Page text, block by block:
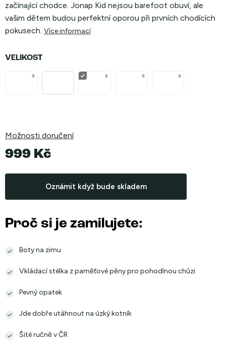
začínající chodce. Jonap Kid nejsou barefoot obuví, ale
vašim dětem budou perfektní oporou při prvních chodících
pokusech. Více informací
VELIKOST
Možnosti doručení
999 Kč
cena:
Oznámit když bude skladem
Proč si je zamilujete:
Boty na zimu
Vkládací stélka z paměťové pěny pro pohodlnou chůzi
Pevný opatek
Jde dobře utáhnout na úzký kotník
Šité ručně v ČR